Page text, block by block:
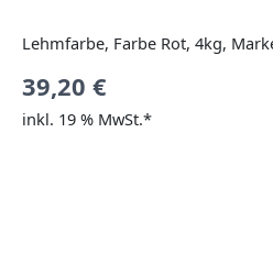
Lehmfarbe, Farbe Rot, 4kg,
39,20 €
inkl. 19 % MwSt.*